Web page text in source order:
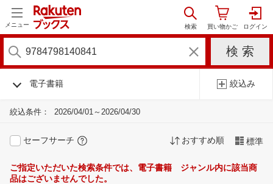
メニュー
電子書籍 絞込み
絞込条件： 2026/04/01～2026/04/30
セーフサーチ おすすめ順 標準
ご指定いただいた検索条件では、電子書籍 ジャンル内に該当商
品はございませんでした。